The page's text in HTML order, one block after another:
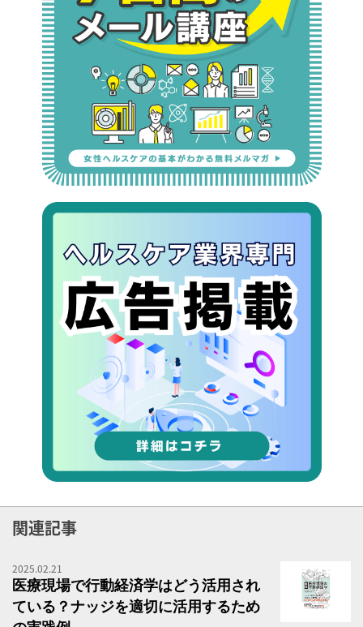
関連記事
2025.02.21
医療現場で行動経済学はどう活用され
ている？ナッジを適切に活用するため